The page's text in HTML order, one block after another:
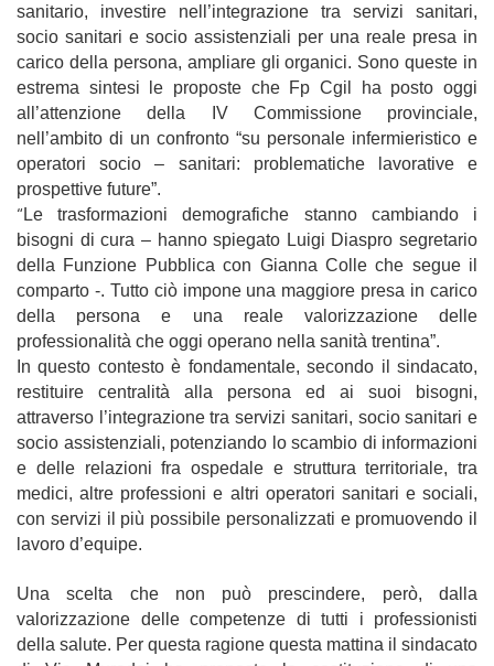
sanitario, investire nell’integrazione tra servizi sanitari,
socio sanitari e socio assistenziali per una reale presa in
carico della persona, ampliare gli organici. Sono queste in
estrema sintesi le proposte che Fp Cgil ha posto oggi
all’attenzione della IV Commissione provinciale,
nell’ambito di un confronto “su personale infermieristico e
operatori socio – sanitari: problematiche lavorative e
prospettive future”.
“Le trasformazioni demografiche stanno cambiando i
bisogni di cura – hanno spiegato Luigi Diaspro segretario
della Funzione Pubblica con Gianna Colle che segue il
comparto -. Tutto ciò impone una maggiore presa in carico
della persona e una reale valorizzazione delle
professionalità che oggi operano nella sanità trentina”.
In questo contesto è fondamentale, secondo il sindacato,
restituire centralità alla persona ed ai suoi bisogni,
attraverso l’integrazione tra servizi sanitari, socio sanitari e
socio assistenziali, potenziando lo scambio di informazioni
e delle relazioni fra ospedale e struttura territoriale, tra
medici, altre professioni e altri operatori sanitari e sociali,
con servizi il più possibile personalizzati e promuovendo il
lavoro d’equipe.
Una scelta che non può prescindere, però, dalla
valorizzazione delle competenze di tutti i professionisti
della salute. Per questa ragione questa mattina il sindacato